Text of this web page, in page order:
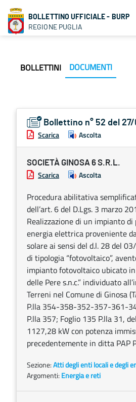
BOLLETTINO UFFICIALE - BURP
REGIONE PUGLIA
BOLLETTINI DOCUMENTI
Bollettino n° 52 del
Scarica Ascolta
SOCIETÀ GINOSA 6 S.R.L.
Scarica Ascolta
Procedura abilitativa
dell’art. 6 del D.Lgs. 3 marzo
Realizzazione di un impianto di
energia elettrica proveniente
solare ai sensi del d.l. 28 del
di tipologia “fotovoltaico”,
impianto fotovoltaico ubicato
delle Pere s.n.c.” individuato
Terreni nel Comune di Ginosa
P.lla 354-358-352-357-361-
P.lla 357; Foglio 135 P.lla 31,
1127,28 kW con potenza
precedentemente in ditta PAP
Sezione:Atti degli enti locali e degli
Argomenti: Energia e reti